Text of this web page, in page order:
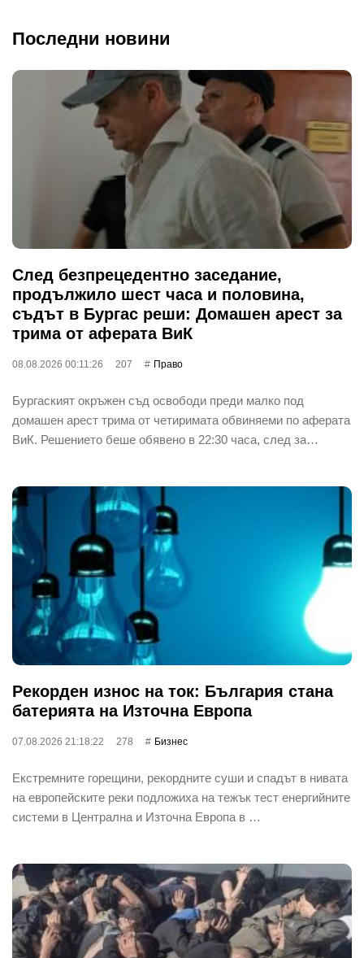
Последни новини
След безпрецедентно заседание,
продължило шест часа и половина,
съдът в Бургас реши: Домашен арест за
трима от аферата ВиК
08.08.2026 00:11:26 207 Право
Бургаският окръжен съд освободи преди малко под
домашен арест трима от четиримата обвиняеми по аферата
ВиК. Решението беше обявено в 22:30 часа, след за…
Рекорден износ на ток: България стана
батерията на Източна Европа
07.08.2026 21:18:22 278 Бизнес
Екстремните горещини, рекордните суши и спадът в нивата
на европейските реки подложиха на тежък тест енергийните
системи в Централна и Източна Европа в …